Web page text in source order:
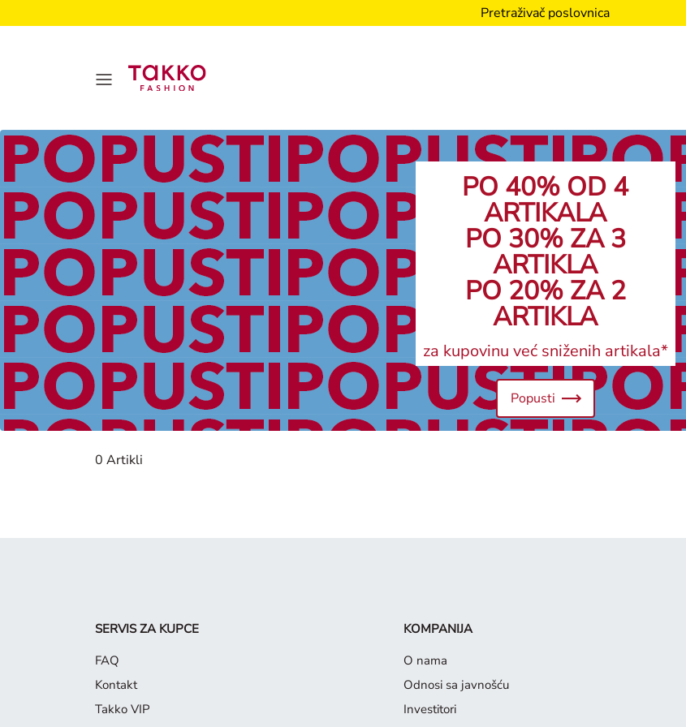
Pretraživač poslovnica
PO 40% OD 4
ARTIKALA
PO 30% ZA 3
ARTIKLA
PO 20% ZA 2
ARTIKLA
za kupovinu već sniženih artikala*
Popusti
0 Artikli
SERVIS ZA KUPCE
FAQ
Kontakt
Takko VIP
KOMPANIJA
O nama
Odnosi sa javnošću
Investitori